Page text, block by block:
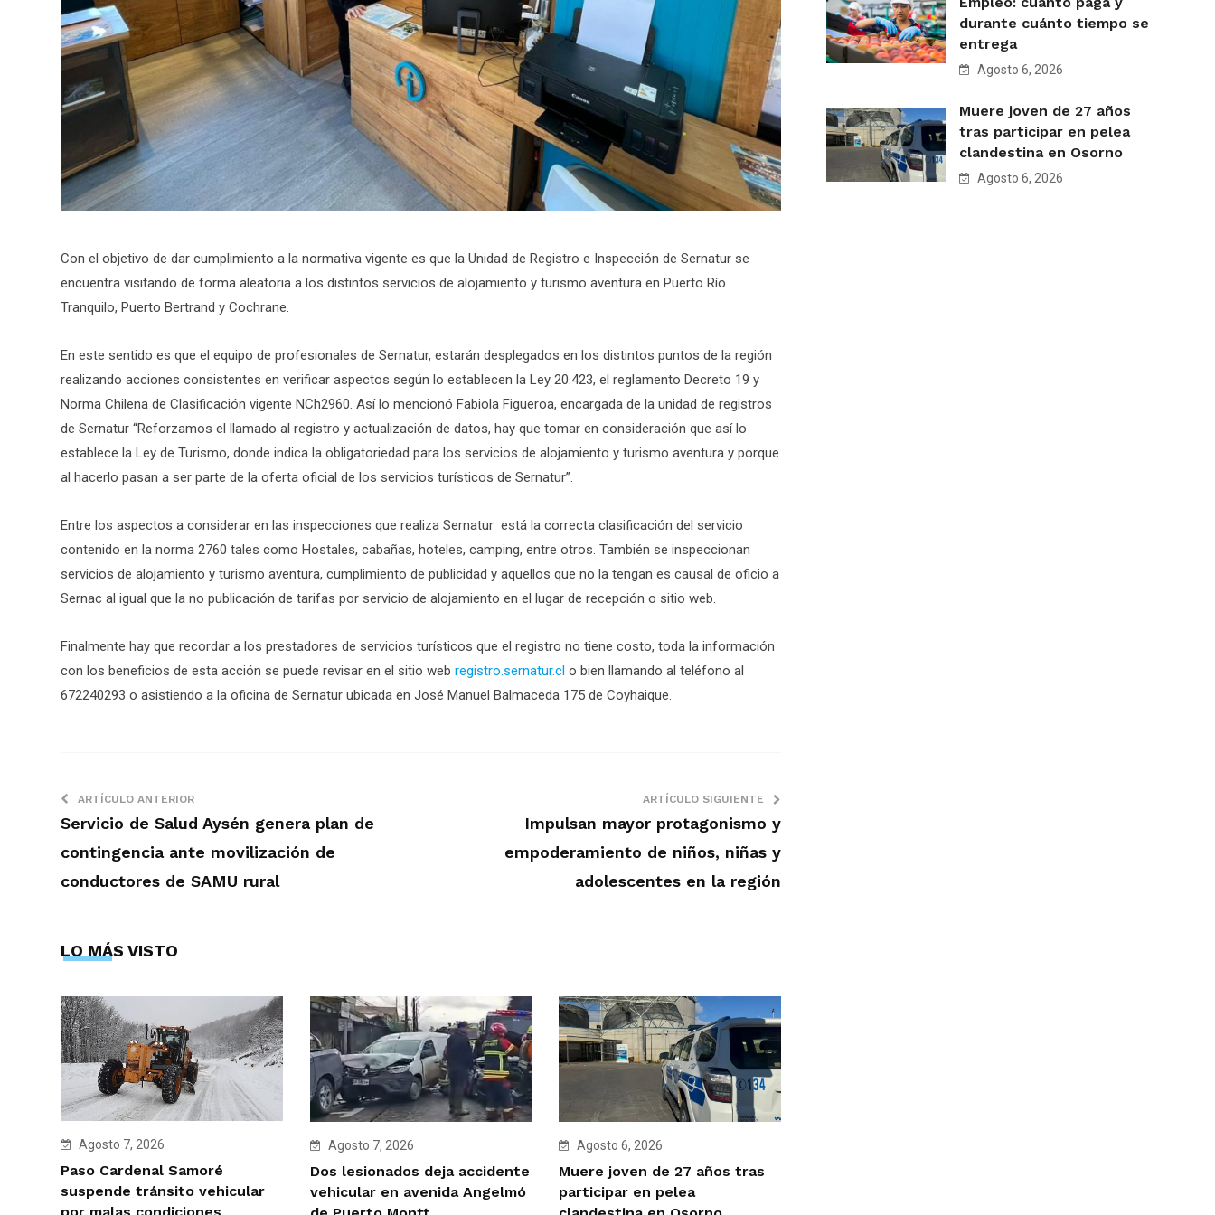
Con el objetivo de dar cumplimiento a la normativa vigente es que la Unidad de Registro e Inspección de Sernatur se
encuentra visitando de forma aleatoria a los distintos servicios de alojamiento y turismo aventura en Puerto Río
Tranquilo, Puerto Bertrand y Cochrane.
En este sentido es que el equipo de profesionales de Sernatur, estarán desplegados en los distintos puntos de la región
realizando acciones consistentes en verificar aspectos según lo establecen la Ley 20.423, el reglamento Decreto 19 y
Norma Chilena de Clasificación vigente NCh2960. Así lo mencionó Fabiola Figueroa, encargada de la unidad de registros
de Sernatur “Reforzamos el llamado al registro y actualización de datos, hay que tomar en consideración que así lo
establece la Ley de Turismo, donde indica la obligatoriedad para los servicios de alojamiento y turismo aventura y porque
al hacerlo pasan a ser parte de la oferta oficial de los servicios turísticos de Sernatur”.
Entre los aspectos a considerar en las inspecciones que realiza Sernatur está la correcta clasificación del servicio
contenido en la norma 2760 tales como Hostales, cabañas, hoteles, camping, entre otros. También se inspeccionan
servicios de alojamiento y turismo aventura, cumplimiento de publicidad y aquellos que no la tengan es causal de oficio a
Sernac al igual que la no publicación de tarifas por servicio de alojamiento en el lugar de recepción o sitio web.
Finalmente hay que recordar a los prestadores de servicios turísticos que el registro no tiene costo, toda la información
con los beneficios de esta acción se puede revisar en el sitio web registro.sernatur.cl o bien llamando al teléfono al
672240293 o asistiendo a la oficina de Sernatur ubicada en José Manuel Balmaceda 175 de Coyhaique.
ARTÍCULO ANTERIOR
Servicio de Salud Aysén genera plan de
contingencia ante movilización de
conductores de SAMU rural
ARTÍCULO SIGUIENTE
Impulsan mayor protagonismo y
empoderamiento de niños, niñas y
adolescentes en la región
LO MÁS VISTO
Agosto 7, 2026
Paso Cardenal Samoré
suspende tránsito vehicular
por malas condiciones
Agosto 7, 2026
Dos lesionados deja accidente
vehicular en avenida Angelmó
Agosto 6, 2026
Muere joven de 27 años tras
participar en pelea
durante cuánto tiempo se
entrega
Agosto 6, 2026
Muere joven de 27 años
tras participar en pelea
clandestina en Osorno
Agosto 6, 2026